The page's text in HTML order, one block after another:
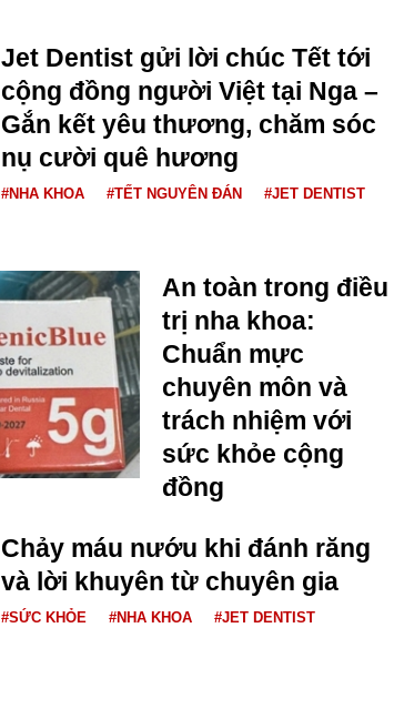
Jet Dentist gửi lời chúc Tết tới
cộng đồng người Việt tại Nga –
Gắn kết yêu thương, chăm sóc
nụ cười quê hương
#NHA KHOA #TẾT NGUYÊN ĐÁN #JET DENTIST
An toàn trong điều
trị nha khoa:
Chuẩn mực
chuyên môn và
trách nhiệm với
sức khỏe cộng
đồng
Chảy máu nướu khi đánh răng
và lời khuyên từ chuyên gia
#SỨC KHỎE #NHA KHOA #JET DENTIST